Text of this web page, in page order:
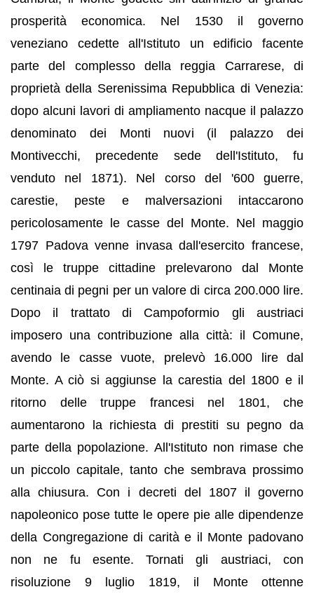
prosperità economica. Nel 1530 il governo
veneziano cedette all'Istituto un edificio facente
parte del complesso della reggia Carrarese, di
proprietà della Serenissima Repubblica di Venezia:
dopo alcuni lavori di ampliamento nacque il palazzo
denominato dei Monti nuovi (il palazzo dei
Montivecchi, precedente sede dell'Istituto, fu
venduto nel 1871). Nel corso del '600 guerre,
carestie, peste e malversazioni intaccarono
pericolosamente le casse del Monte. Nel maggio
1797 Padova venne invasa dall'esercito francese,
così le truppe cittadine prelevarono dal Monte
centinaia di pegni per un valore di circa 200.000 lire.
Dopo il trattato di Campoformio gli austriaci
imposero una contribuzione alla città: il Comune,
avendo le casse vuote, prelevò 16.000 lire dal
Monte. A ciò si aggiunse la carestia del 1800 e il
ritorno delle truppe francesi nel 1801, che
aumentarono la richiesta di prestiti su pegno da
parte della popolazione. All'Istituto non rimase che
un piccolo capitale, tanto che sembrava prossimo
alla chiusura. Con i decreti del 1807 il governo
napoleonico pose tutte le opere pie alle dipendenze
della Congregazione di carità e il Monte padovano
non ne fu esente. Tornati gli austriaci, con
risoluzione 9 luglio 1819, il Monte ottenne